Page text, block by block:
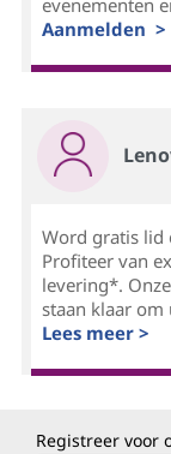
evenementen
Aanmelden >
Word gratis lid
Profiteer van
levering*.
staan klaar om
Lees meer >
Registreer voor